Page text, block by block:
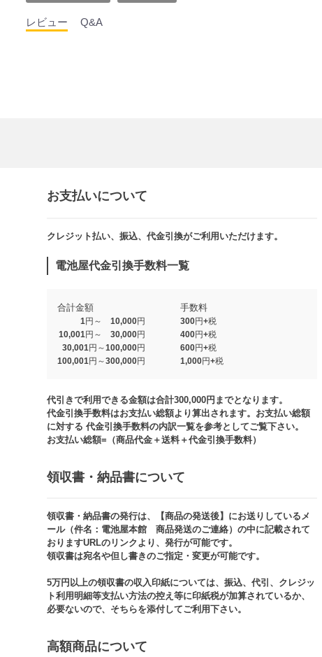
レビュー Q&A
お支払いについて
クレジット払い、振込、代金引換がご利用いただけます。​​
電池屋代金引換手数料一覧
合計金額 手数料
1円～ 10,000円
300円+税
10,001円～ 30,000円
400円+税
30,001円～100,000円
600円+税
100,001円～300,000円
1,000円+税​
代引きで利用できる金額は合計300,000円までとなります。
代金引換手数料はお支払い総額より算出されます。お支払い総額
に対する 代金引換手数料の内訳一覧を参考としてご覧下さい。​
お支払い総額=（商品代金＋送料＋代金引換手数料）​
領収書・納品書について​
領収書・納品書の発行は、【商品の発送後】にお送りしているメ
ール（件名：電池屋本館 商品発送のご連絡）の中に記載されて
おりますURLのリンクより、発行が可能です。
領収書は宛名や但し書きのご指定・変更が可能です。​​
5万円以上の領収書の収入印紙については、振込、代引、クレジッ
ト利用明細等支払い方法の控え等に印紙税が加算されているか、
必要ないので、そちらを添付してご利用下さい。
高額商品について​